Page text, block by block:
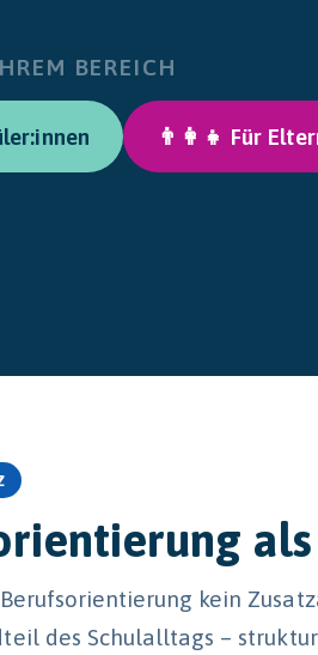
BEREICH
👨‍👩‍👧 Für
kein
des Schulalltags –